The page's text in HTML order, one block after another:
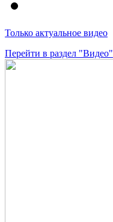
Только актуальное видео
Перейти в раздел "Видео"